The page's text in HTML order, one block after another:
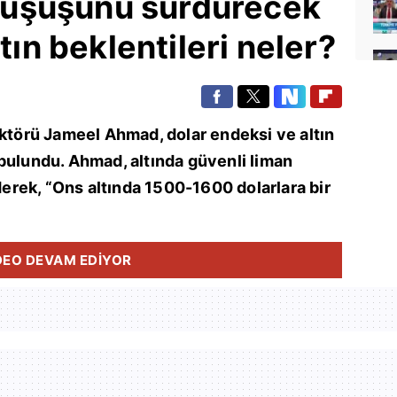
beklentileri neler?
Jameel Ahmad, dolar endeksi ve altın
Ahmad, altında güvenli liman
“Ons altında 1500-1600 dolarlara bir
DEVAM EDİYOR